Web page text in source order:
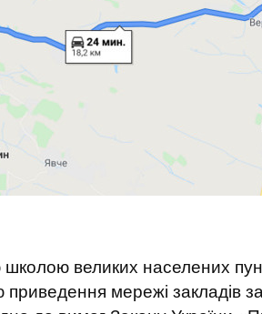
великих населених
мережі закладів